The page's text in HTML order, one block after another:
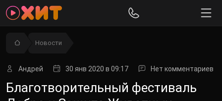
Новости
Андрей 30 янв 2020 в 09:17 Нет комментариев
Благотворительный фестиваль